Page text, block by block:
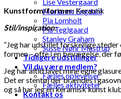
Marianne Engdahl
Pia Lomholt
Pia Teglgaard
Stanley Graham
Susse Nøhr Mastrup
Tidligere udstillinger
Vil du være medlem?
Fælles oplevelser
Fælles aktiviteter
Kontakt os
Kunstform/former: Keramik
Stil/inspiration:
“Jeg har udstillet forskellige
formen – ofte i en bevægelse, der
Jeg har altid lavet mine egne
Det er stentøj der brændes i
og så har jeg en keramisk kunst